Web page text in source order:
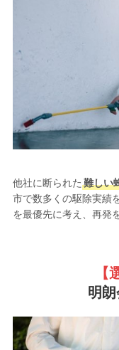
他社に断られた 難しい
市で数多くの駆除実績
を最優先に考え、再発
明